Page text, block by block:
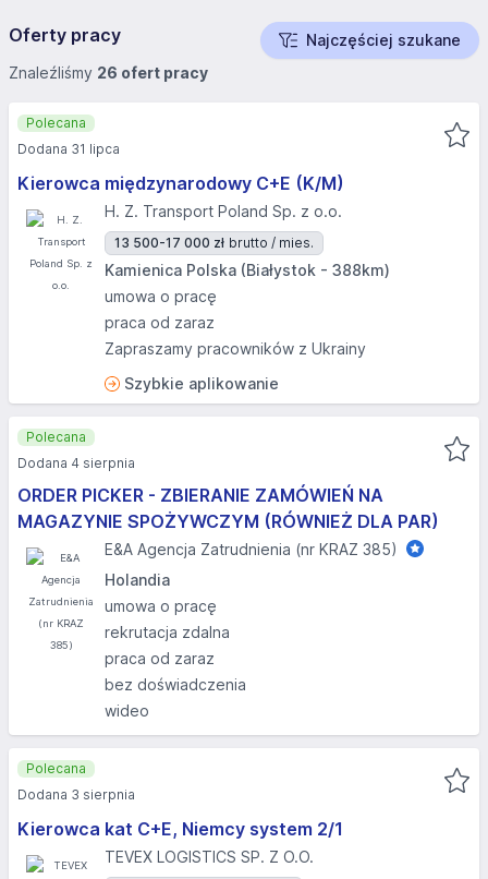
Oferty pracy
Najczęściej szukane
Znaleźliśmy 26 ofert pracy
Kierowca międzynarodowy C+E (K/M)
H. Z. Transport Poland Sp. z o.o.
13 500-17 000 zł brutto / mies.
Kamienica Polska (Białystok - 388km)
umowa o pracę
praca od zaraz
Zapraszamy pracowników z Ukrainy
Szybkie aplikowanie
Polecana
Dodana 31 lipca
ORDER PICKER - ZBIERANIE ZAMÓWIEŃ NA
MAGAZYNIE SPOŻYWCZYM (RÓWNIEŻ DLA PAR)
E&A Agencja Zatrudnienia (nr KRAZ 385)
Holandia
umowa o pracę
rekrutacja zdalna
praca od zaraz
bez doświadczenia
wideo
Polecana
Dodana 4 sierpnia
Kierowca kat C+E, Niemcy system 2/1
TEVEX LOGISTICS SP. Z O.O.
Polecana
Dodana 3 sierpnia